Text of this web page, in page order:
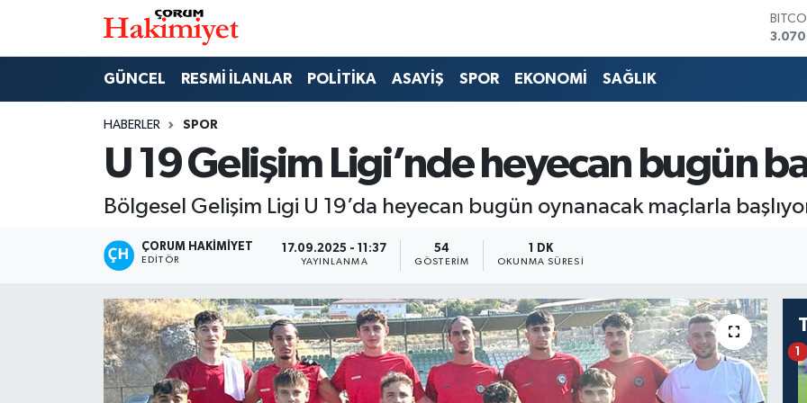
13.887
GÜNCEL RESMİ İLANLAR POLİTİKA ASAYİŞ SPOR EKONOMİ SAĞLIK
HABERLER SPOR
U 19 Gelişim Ligi’nde heyecan bugün
Bölgesel Gelişim Ligi U 19’da heyecan bugün oynanacak maçlarla
ÇORUM HAKIMIYET
EDITÖR
17.09.2025 - 11:37
YAYINLANMA
54
GÖSTERIM
1 DK
OKUNMA SÜRESI
1
EKONOMİ
GÜNCEL
AKTÜEL
EĞİTİM
Nöbetçi Eczaneler
Çorum Namaz Vakitleri
Trafik Durumu
Süper Lig Puan Durumu ve Fikstür
Tüm Manşetler
Son Dakika Haberleri
Haber Arşivi